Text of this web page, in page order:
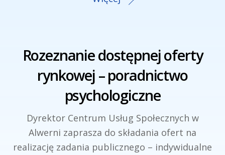
Rozeznanie dostępnej oferty
rynkowej – poradnictwo
psychologiczne
Dyrektor Centrum Usług Społecznych w
Alwerni zaprasza do składania ofert na
realizację zadania publicznego – indywidualne